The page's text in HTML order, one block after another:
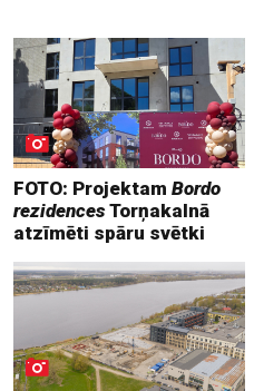
FOTO: ProjektamBordo
rezidencesTorņakalnā
atzīmēti spāru svētki